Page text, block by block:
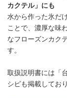
カクテル」にも
水から作った氷だ
ことで、濃厚な味
なフローズンカク
す。
取扱説明書には「
シピも掲載してお